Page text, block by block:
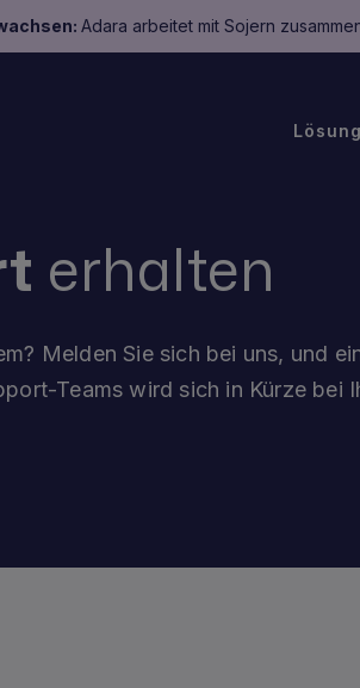
Adara arbeitet mit Sojern
erhalten
Melden Sie sich bei uns, und
Teams wird sich in Kürze bei